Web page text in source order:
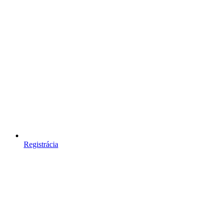
Registrácia